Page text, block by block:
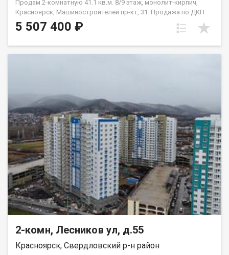
Продам 2-комнатную 41.1 кв.м. 8/9 этаж, монолит-кирпич,
Красноярск, Машиностроителей пр-кт, 31. Продажа по ДКП
НЕ ОТ ЗАСТРОЙЩИКА
5 507 400 ₽
2-комн, Лесников ул, д.55
Красноярск, Свердловский р-н район